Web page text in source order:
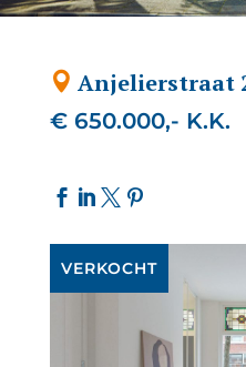
Anjelierstraat
€ 650.000,- K.K.
VERKOCHT